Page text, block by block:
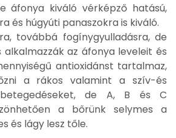
áfonya kiváló vérképző hatású,
és húgyúti panaszokra is kiváló.
továbbá fogínygyulladásra, de
az áfonya leveleit és
antioxidánst tartalmaz,
a rákos valamint a szív-és
de A, B és C
a bőrünk selymes a
és lágy lesz tőle.